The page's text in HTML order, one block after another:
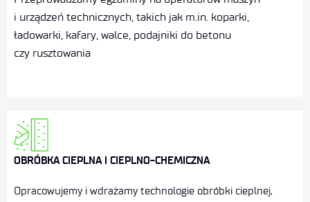
i urządzeń technicznych, takich jak m.in. koparki,
ładowarki, kafary, walce, podajniki do betonu
czy rusztowania
OBRÓBKA CIEPLNA I CIEPLNO-CHEMICZNA
Opracowujemy i wdrażamy technologie obróbki cieplnej,